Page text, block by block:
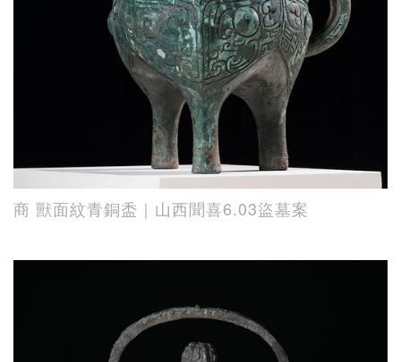
商 獸面紋青銅盉｜山西聞喜6.03盜墓案